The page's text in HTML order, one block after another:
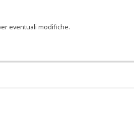
eventuali modifiche.